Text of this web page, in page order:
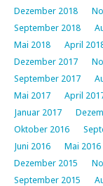
Dezember 2018
September 2018
Mai 2018
April
Dezember 2017
September 2017
Mai 2017
April
Januar 2017
Oktober 2016
Juni 2016
Mai 2016
Dezember 2015
September 2015